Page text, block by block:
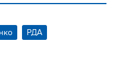
РДА